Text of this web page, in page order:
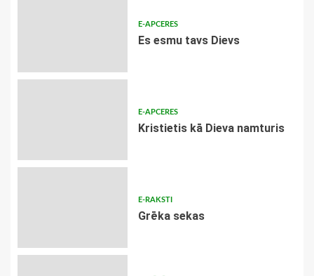
E-APCERES
Es esmu tavs Dievs
E-APCERES
Kristietis kā Dieva namturis
E-RAKSTI
Grēka sekas